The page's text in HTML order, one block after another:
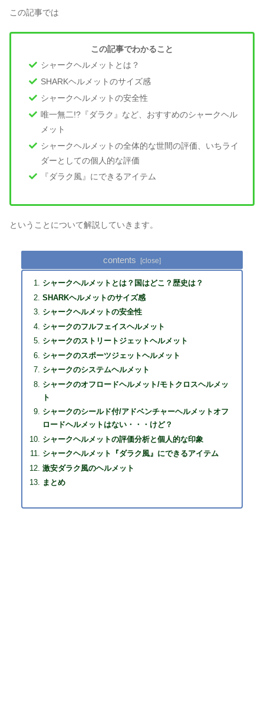
この記事では
この記事でわかること
シャークヘルメットとは？
SHARKヘルメットのサイズ感
シャークヘルメットの安全性
唯一無二!?『ダラク』など、おすすめのシャークヘル
メット
シャークヘルメットの全体的な世間の評価、いちライ
ダーとしての個人的な評価
『ダラク風』にできるアイテム
ということについて解説していきます。
contents
シャークヘルメットとは？国はどこ？歴史は？
SHARKヘルメットのサイズ感
シャークヘルメットの安全性
シャークのフルフェイスヘルメット
シャークのストリートジェットヘルメット
シャークのスポーツジェットヘルメット
シャークのシステムヘルメット
シャークのオフロードヘルメット/モトクロスヘルメッ
ト
シャークのシールド付/アドベンチャーヘルメットオフ
ロードヘルメットはない・・・けど？
シャークヘルメットの評価分析と個人的な印象
シャークヘルメット『ダラク風』にできるアイテム
激安ダラク風のヘルメット
まとめ